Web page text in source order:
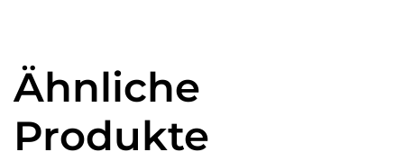
Ähnliche
Produkte